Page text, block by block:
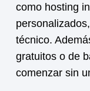
como hosting
técnico.
gratuitos o de
comenzar sin